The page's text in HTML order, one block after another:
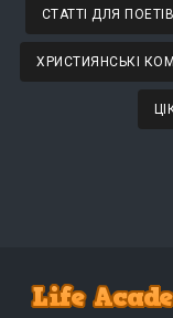
СТАТТІ ДЛЯ
ХРИСТИЯНСЬКІ